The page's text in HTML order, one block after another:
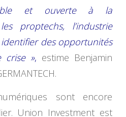
et ouverte à la
proptechs, l’industrie
des opportunités
crise », estime Benjamin
sont encore
Union Investment est